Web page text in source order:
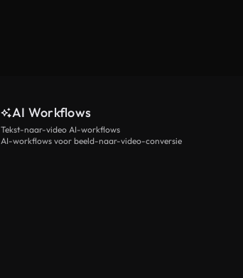
AI Workflows
Tekst-naar-video AI-workflows
AI-workflows voor beeld-naar-video-conversie